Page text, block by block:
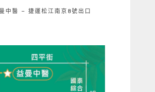
中醫 – 捷運松江南京8號出口